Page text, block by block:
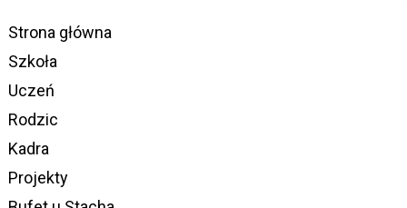
Strona główna
Szkoła
Uczeń
Rodzic
Kadra
Projekty